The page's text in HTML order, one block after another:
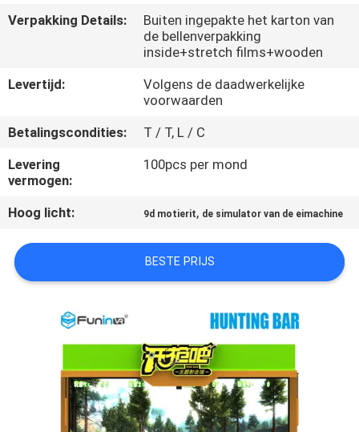
NEEM
ONS
OP
NIEUWS
GEVALLEN
SITEMAP
PRIVACY
Verpakking Details:
Buiten ingepakte het karton van
de bellenverpakking
inside+stretch films+wooden
Levertijd:
Volgens de daadwerkelijke
voorwaarden
Betalingscondities:
T / T, L / C
Levering
vermogen:
100pcs per mond
Hoog licht: 9d motierit, de simulator van de eimachine
BESTE PRIJS